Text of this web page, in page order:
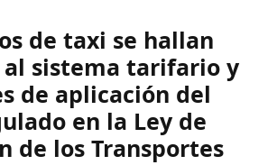
de taxi se hallan
sistema tarifario y
de aplicación del
en la Ley de
de los Transportes